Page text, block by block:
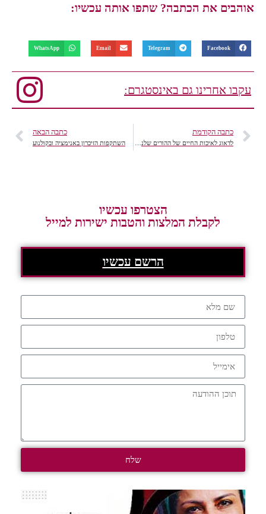
אוהבים את הכתבה? שתפו אותה עכשיו:
Facebook
Telegram
Email
WhatsApp
עקבו אחרינו גם באינסטגרם:
כתבה הקודמת כתבה הבאה
השתקפות הזיכרון באנימציה ובקולנוע
הצטרפו עכשיו
לקבלת המלצות והטבות ישירות למייל
הרשם עכשיו
שלח